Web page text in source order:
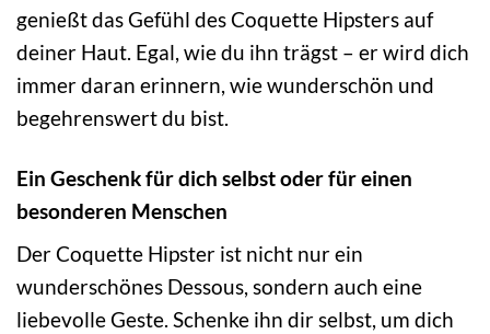
genießt das Gefühl des Coquette Hipsters auf
deiner Haut. Egal, wie du ihn trägst – er wird dich
immer daran erinnern, wie wunderschön und
begehrenswert du bist.
Ein Geschenk für dich selbst oder für einen
besonderen Menschen
Der Coquette Hipster ist nicht nur ein
wunderschönes Dessous, sondern auch eine
liebevolle Geste. Schenke ihn dir selbst, um dich